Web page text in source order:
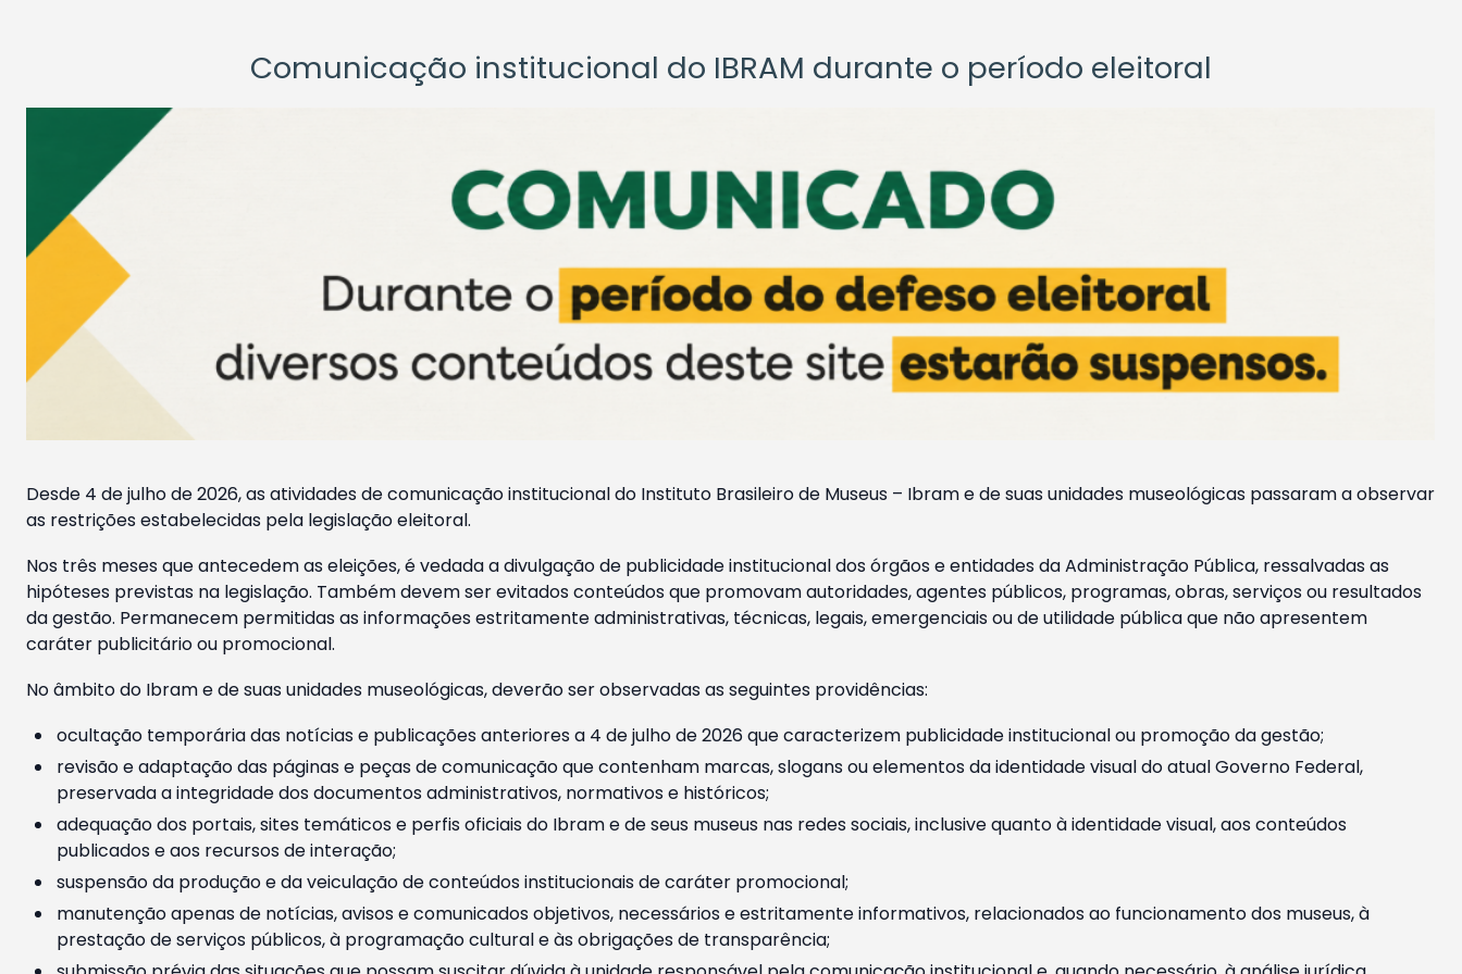
Comunicação institucional do IBRAM durante o período eleitoral
Desde 4 de julho de 2026, as atividades de comunicação institucional do Instituto Brasileiro de Museus – Ibram e de suas unidades museológicas passaram a observar
as restrições estabelecidas pela legislação eleitoral.
Nos três meses que antecedem as eleições, é vedada a divulgação de publicidade institucional dos órgãos e entidades da Administração Pública, ressalvadas as
hipóteses previstas na legislação. Também devem ser evitados conteúdos que promovam autoridades, agentes públicos, programas, obras, serviços ou resultados
da gestão. Permanecem permitidas as informações estritamente administrativas, técnicas, legais, emergenciais ou de utilidade pública que não apresentem
caráter publicitário ou promocional.
No âmbito do Ibram e de suas unidades museológicas, deverão ser observadas as seguintes providências:
ocultação temporária das notícias e publicações anteriores a 4 de julho de 2026 que caracterizem publicidade institucional ou promoção da gestão;
revisão e adaptação das páginas e peças de comunicação que contenham marcas, slogans ou elementos da identidade visual do atual Governo Federal,
preservada a integridade dos documentos administrativos, normativos e históricos;
adequação dos portais, sites temáticos e perfis oficiais do Ibram e de seus museus nas redes sociais, inclusive quanto à identidade visual, aos conteúdos
publicados e aos recursos de interação;
suspensão da produção e da veiculação de conteúdos institucionais de caráter promocional;
manutenção apenas de notícias, avisos e comunicados objetivos, necessários e estritamente informativos, relacionados ao funcionamento dos museus, à
prestação de serviços públicos, à programação cultural e às obrigações de transparência;